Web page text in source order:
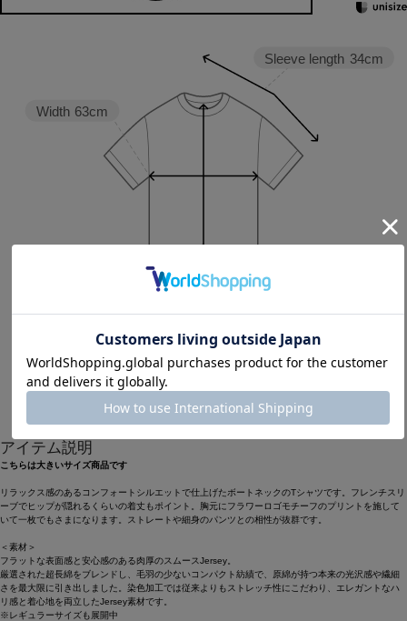
Sleeve length 34cm
Length 68.5cm
Width 63cm
13
アイテム説明
こちらは大きいサイズ商品です
リラックス感のあるコンフォートシルエットで仕上げたボートネックのTシャツです。フレンチスリ
ーブでヒップが隠れるくらいの着丈もポイント。胸元にフラワーロゴモチーフのプリントを施して
いて一枚でもさまになります。ストレートや細身のパンツとの相性が抜群です。
＜素材＞
フラットな表面感と安心感のある肉厚のスムースJersey。
厳選された超長綿をブレンドし、毛羽の少ないコンパクト紡績で、原綿が持つ本来の光沢感や繊細
さを最大限に引き出しました。染色加工では従来よりもストレッチ性にこだわり、エレガントなハ
リ感と着心地を両立したJersey素材です。
※レギュラーサイズも展開中